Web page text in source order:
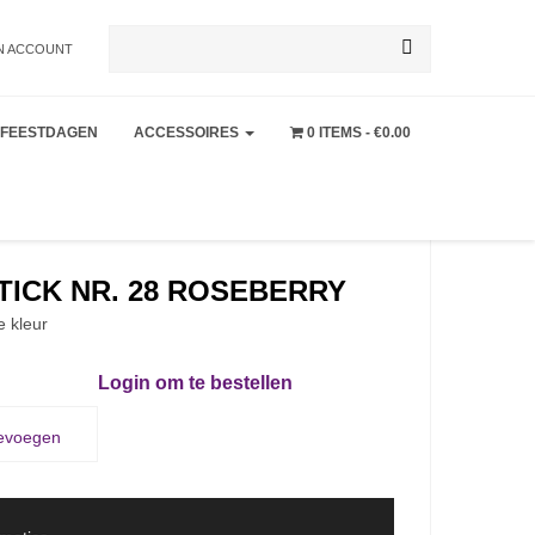
ACCOUNT
naar:
FEESTDAGEN ACCESSOIRES 0 ITEMS €0.00
NR. 28 ROSEBERRY
kleur
Login om te bestellen